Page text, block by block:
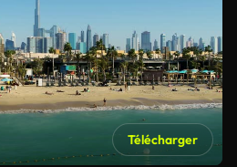
Télécharger